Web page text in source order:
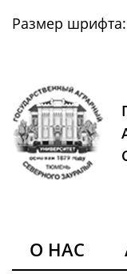
Размер шрифта:
О НАС